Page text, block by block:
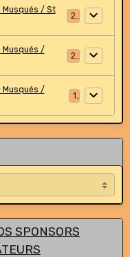
/ St
Musqués /
Musqués /
SPONSORS